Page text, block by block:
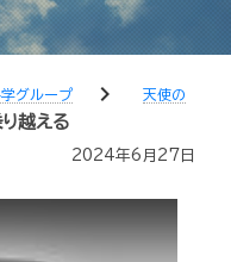
グループ chevron_right
天使の
越える
2024年6月27日